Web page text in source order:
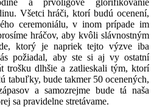
Všetci hráči, ktorí budú ocenení,
ceremoniálu, v inom prípade im
hráčov, aby kvôli slávnostným
ktorý je napriek tejto výzve iba
požiadal, aby ste si aj vy ostatní
trošku dlhšie a zatlieskali tým, ktorí
tabuľky, bude takmer 50 ocenených,
a samozrejme bude tá naša
sa pravidelne stretávame.